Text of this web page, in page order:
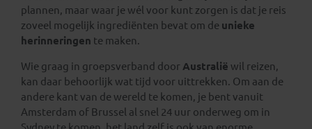
plannen, maar waar je wél voor kunt zorgen is dat je reis
zoveel mogelijk ingrediënten bevat om de unieke
herinneringen te maken.
Wie graag in groepsverband door Australië wil reizen,
kan daar behoorlijk wat tijd voor uittrekken. Om aan de
andere kant van de wereld te komen, je bent vanuit
Amsterdam of Brussel al snel 24 uur onderweg om in